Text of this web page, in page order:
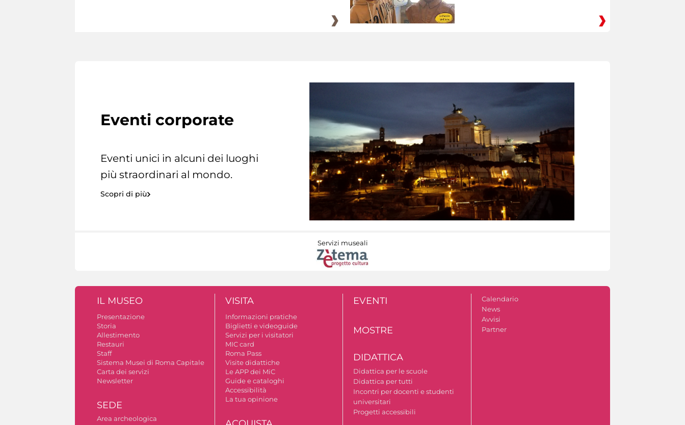
Eventi corporate
Eventi unici in alcuni dei luoghi
più straordinari al mondo.
Scopri di più
Servizi museali
IL MUSEO
Presentazione
Storia
Allestimento
Restauri
Staff
Sistema Musei di Roma Capitale
Carta dei servizi
Newsletter
SEDE
Area archeologica
VISITA
Informazioni pratiche
Biglietti e videoguide
Servizi per i visitatori
MIC card
Roma Pass
Visite didattiche
Le APP dei MiC
Guide e cataloghi
Accessibilità
La tua opinione
EVENTI
MOSTRE
DIDATTICA
Didattica per le scuole
Didattica per tutti
Incontri per docenti e studenti
universitari
Progetti accessibili
Calendario
News
Avvisi
Partner